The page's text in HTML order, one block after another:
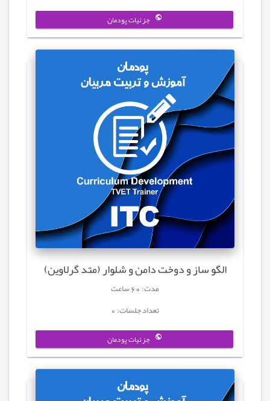
جزئیات پودمان
الگو ساز و دوخت دامن و شلوار (متد گرلاوین)
مدت: 60 ساعت
تعداد جلسات: 0
جزئیات پودمان